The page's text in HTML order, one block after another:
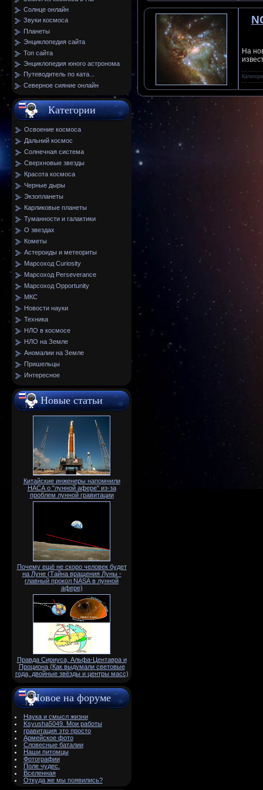
Солнце онлайн
Звуки космоса
Планеты
Энциклопедия сайта
Топ сайта
Энциклопедия юного астронома
Путеводитель по ката...
Северное сияние онлайн
Категории
Освоение космоса
Дальний космос
Солнечная система
Сверхновые звезды
Красота космоса
Черные дыры
Экзопланеты
Карликовые планеты
Туманности и галактики
О звездах
Кометы
Астероиды и метеориты
Марсоход Curiosity
Марсоход Perseverance
Марсоход Opportunity
МКС
Новости науки
Техника
НЛО в космосе
НЛО на Земле
Аномалии на Земле
Пришельцы
Интересное
Новые статьи
Китайские инженеры напомнили
НАСА о "лунной афере" из-за
проблем лунной гравитации
Почему ещё не скоро человек будет
на Луне (Тайна вращения Луны -
главный прокол NАSА в лунной
афере)
Правда Сириуса, Альфа-Центавра и
Проциона (Как выдумали световые
года, двойные звёзды и центры масс)
Новое на форуме
Наука и смысл жизни
Ksyusha5049. Мои работы
гравитация это просто
Армейское фото
Словесные баталии
Наши питомцы
Фотографии
Поле чудес.
Вселенная
Откуда же мы появились?
На